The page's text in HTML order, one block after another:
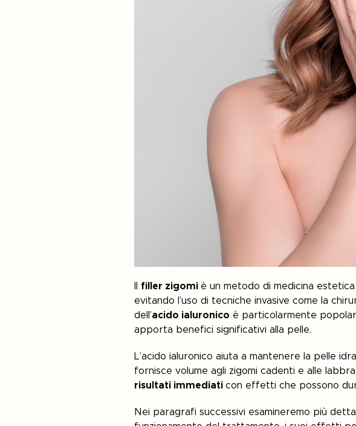
filler zigomi è un metodo di medicina
evitando l’uso di tecniche invasive come la
dell’acido ialuronico è particolarmente
apporta benefici significativi alla pelle.
L’acido ialuronico aiuta a mantenere la pelle
fornisce volume agli zigomi cadenti e alle
risultati immediati con effetti che possono
Nei paragrafi successivi esamineremo più